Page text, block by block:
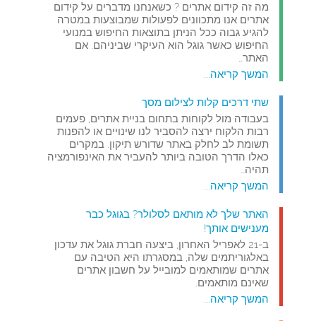
מה זה קידום אתרים ? כשאנחנו מדברים על קידום
אתרים אנו מתכוונים לפעולות שמבוצעות במטרה
להגיע גבוה ככל הניתן בתוצאות החיפוש במנועי
החיפוש כאשר גוגל הוא העיקרי שביניהם. אם
האתר…
המשך קריאה...
שתי דרכים קלות לצילום מסך
בעבודה מול לקוחות בתחום בניית אתרים, פעמים
רבות הלקוח ירצה להסביר לנו שינויים או להפנות
תשומת לב לחלק באתר שדורש תיקון. במקרים
כאלו הדרך הטובה ביותר להעביר את האינפורמציה
תהיה…
המשך קריאה...
האתר שלך לא מותאם לסלולר? בגוגל כבר
מענישים אותך!
ב-21 לאפריל האחרון, ביצעה חברת גוגל את עדכון
באלגוריתמים שלה, במסגרתו היא הטיבה עם
אתרים שמותאמים למובייל על חשבון אתרים
שאינם מותאמים.
המשך קריאה...